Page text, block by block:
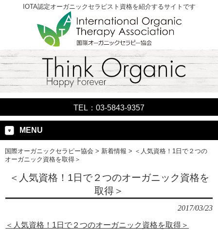
IOTA認定オーガニックセラピスト資格を紹介するサイトです
TEL：03-5843-9357
MENU
国際オーガニックセラピー協会 > 新着情報 > ＜人気資格！1日で２つの
オーガニック資格を取得＞
＜人気資格！1日で２つのオーガニック資格を
取得＞
2017/03/23
＜人気資格！1日で２つのオーガニック資格を取得＞